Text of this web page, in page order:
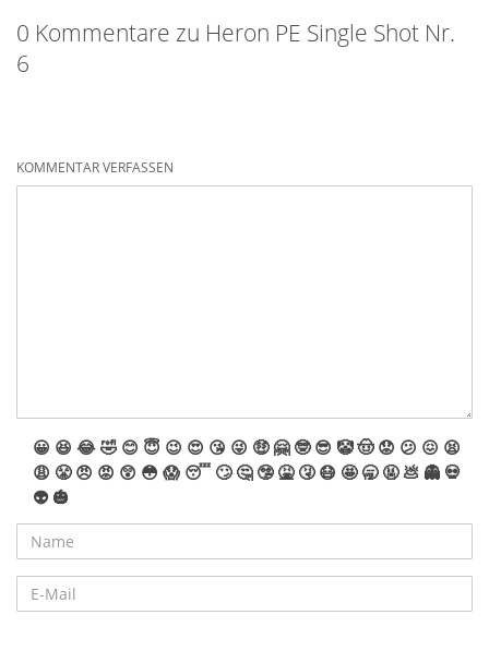
0 Kommentare zu Heron PE Single Shot Nr.
6
KOMMENTAR VERFASSEN
😀 😆 😂🤣 😊 😇 😉 😍 😘 😜 🤑 🤗 🤓 😎 🤡🤠 😟 😕 😖 😫
😩 😤 😠 😡 😲 😳 😱 😴 🙄 🤔 🤥 🤮 🤧 😷 🤩 🥱 🤬 💩 👻 💀
👽 🎃